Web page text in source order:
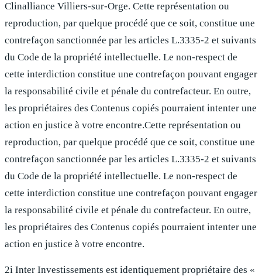
Clinalliance Villiers-sur-Orge. Cette représentation ou
reproduction, par quelque procédé que ce soit, constitue une
contrefaçon sanctionnée par les articles L.3335-2 et suivants
du Code de la propriété intellectuelle. Le non-respect de
cette interdiction constitue une contrefaçon pouvant engager
la responsabilité civile et pénale du contrefacteur. En outre,
les propriétaires des Contenus copiés pourraient intenter une
action en justice à votre encontre.Cette représentation ou
reproduction, par quelque procédé que ce soit, constitue une
contrefaçon sanctionnée par les articles L.3335-2 et suivants
du Code de la propriété intellectuelle. Le non-respect de
cette interdiction constitue une contrefaçon pouvant engager
la responsabilité civile et pénale du contrefacteur. En outre,
les propriétaires des Contenus copiés pourraient intenter une
action en justice à votre encontre.
2i Inter Investissements est identiquement propriétaire des «